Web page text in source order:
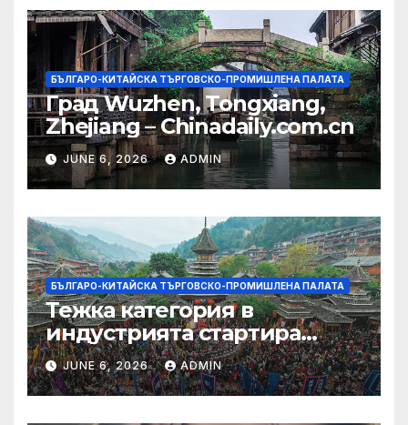
БЪЛГАРО-КИТАЙСКА ТЪРГОВСКО-ПРОМИШЛЕНА ПАЛАТА
Град Wuzhen, Tongxiang,
Zhejiang – Chinadaily.com.cn
JUNE 6, 2026 ADMIN
БЪЛГАРО-КИТАЙСКА ТЪРГОВСКО-ПРОМИШЛЕНА ПАЛАТА
Тежка категория в
индустрията стартира
алианс за космическа
слънчева енергия
JUNE 6, 2026 ADMIN